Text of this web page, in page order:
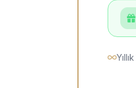
Yıllık